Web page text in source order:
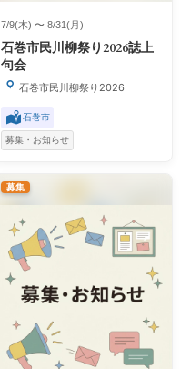
7/9(木) 〜 8/31(月)
石巻市民川柳祭り2026誌上
句会
石巻市民川柳祭り2026
石巻市
募集・お知らせ
募集